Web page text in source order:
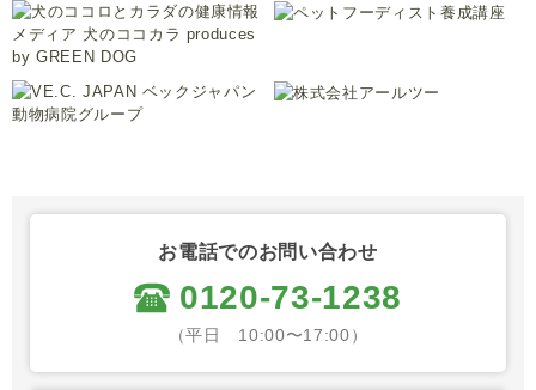
お電話でのお問い合わせ
0120-73-1238
（平日 10:00〜17:00）